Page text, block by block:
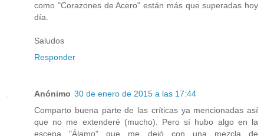
como "Corazones de Acero" están más que superadas hoy
día.
Saludos
Responder
Anónimo 30 de enero de 2015 a las 17:44
Comparto buena parte de las críticas ya mencionadas así
que no me extenderé (mucho). Pero sí hubo algo en la
escena "Álamo" que me dejó con una mezcla de